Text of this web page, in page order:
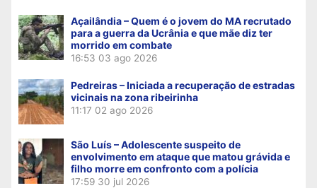
Açailândia – Quem é o jovem do MA recrutado
para a guerra da Ucrânia e que mãe diz ter
morrido em combate
16:53 03 ago 2026
Pedreiras – Iniciada a recuperação de estradas
vicinais na zona ribeirinha
11:17 02 ago 2026
São Luís – Adolescente suspeito de
envolvimento em ataque que matou grávida e
filho morre em confronto com a polícia
17:59 30 jul 2026